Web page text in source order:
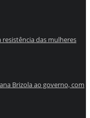
resistência das mulheres
Brizola ao governo, com